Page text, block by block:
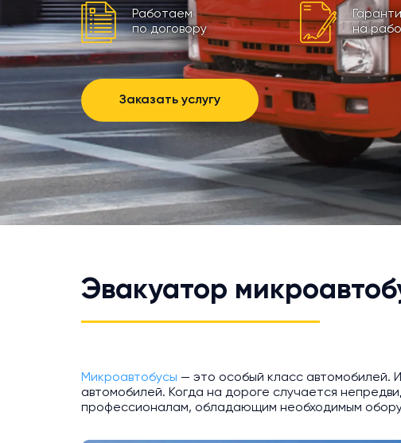
Работаем
по договору
на
Заказать услугу
Эвакуатор
Микроавтобусы — это особый класс автомобилей.
автомобилей. Когда на дороге случается
профессионалам, обладающим необходимым